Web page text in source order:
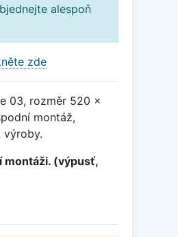
alespoň
zde
03, rozměr 520 x
montáž,
výroby.
montáži. (výpusť,